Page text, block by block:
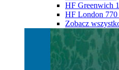
HF Greenwich
HF London 770
Zobacz